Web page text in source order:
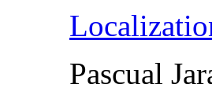
Pascual